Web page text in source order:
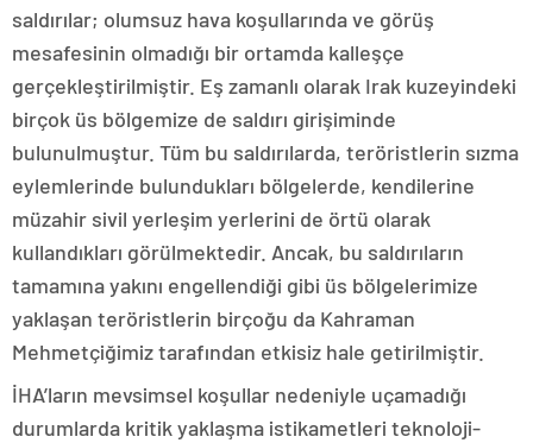
saldırılar; olumsuz hava koşullarında ve görüş
mesafesinin olmadığı bir ortamda kalleşçe
gerçekleştirilmiştir. Eş zamanlı olarak Irak kuzeyindeki
birçok üs bölgemize de saldırı girişiminde
bulunulmuştur. Tüm bu saldırılarda, teröristlerin sızma
eylemlerinde bulundukları bölgelerde, kendilerine
müzahir sivil yerleşim yerlerini de örtü olarak
kullandıkları görülmektedir. Ancak, bu saldırıların
tamamına yakını engellendiği gibi üs bölgelerimize
yaklaşan teröristlerin birçoğu da Kahraman
Mehmetçiğimiz tarafından etkisiz hale getirilmiştir.
İHA’ların mevsimsel koşullar nedeniyle uçamadığı
durumlarda kritik yaklaşma istikametleri teknoloji-